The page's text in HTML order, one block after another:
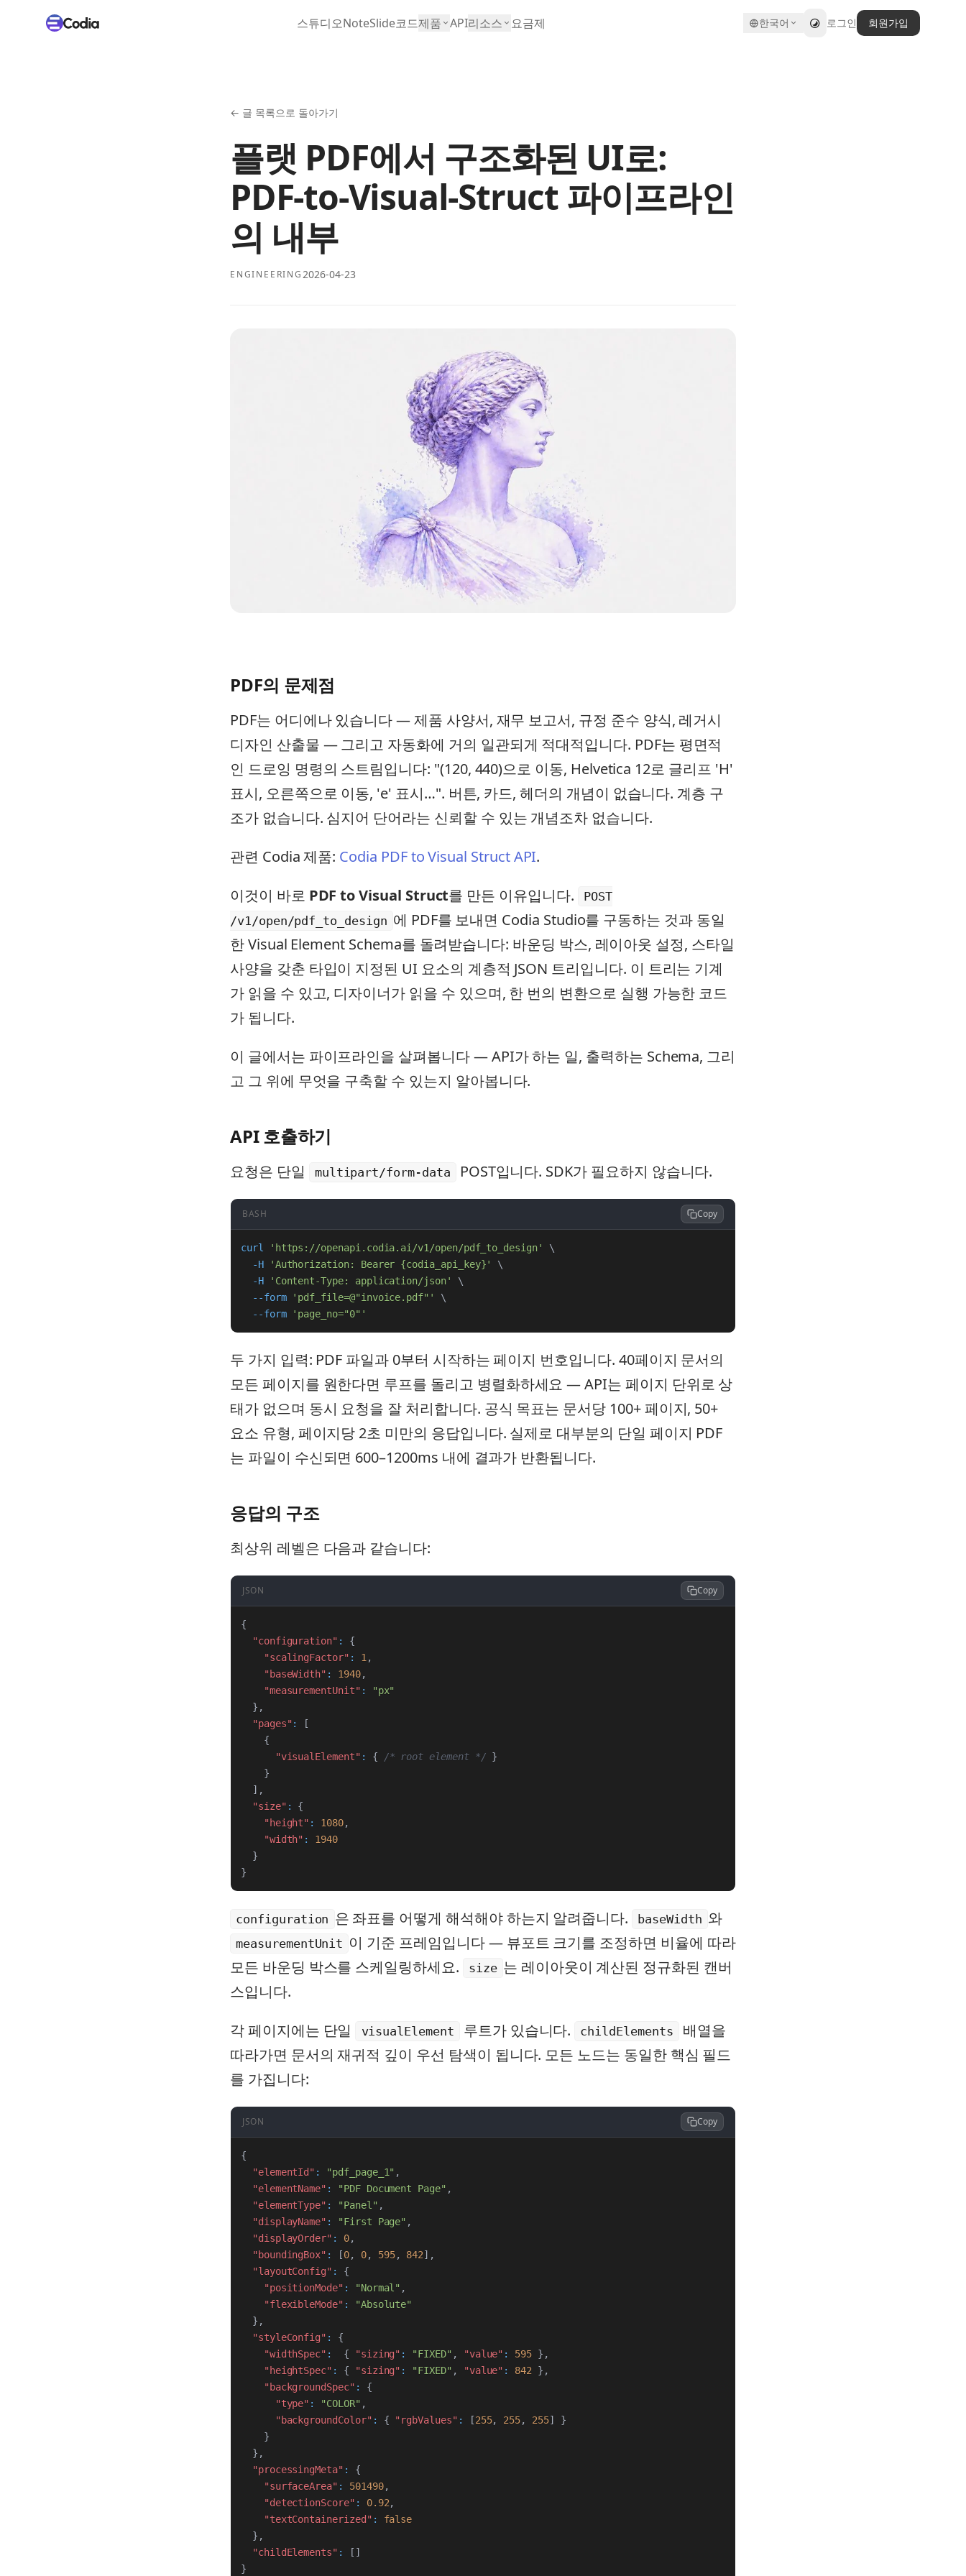
스튜디오NoteSlide코드제품 API리소스 요금제 한국어 로그인 회원가입
← 글 목록으로 돌아가기
플랫 PDF에서 구조화된 UI로:
PDF-to-Visual-Struct 파이프라인
의 내부
ENGINEERING2026-04-23
PDF의 문제점
PDF는 어디에나 있습니다 — 제품 사양서, 재무 보고서, 규정 준수 양식, 레거시
디자인 산출물 — 그리고 자동화에 거의 일관되게 적대적입니다. PDF는 평면적
인 드로잉 명령의 스트림입니다: "(120, 440)으로 이동, Helvetica 12로 글리프 'H'
표시, 오른쪽으로 이동, 'e' 표시…". 버튼, 카드, 헤더의 개념이 없습니다. 계층 구
조가 없습니다. 심지어 단어라는 신뢰할 수 있는 개념조차 없습니다.
관련 Codia 제품: Codia PDF to Visual Struct API.
이것이 바로 PDF to Visual Struct를 만든 이유입니다.
POST
/v1/open/pdf_to_design 에 PDF를 보내면 Codia Studio를 구동하는 것과 동일
한 Visual Element Schema를 돌려받습니다: 바운딩 박스, 레이아웃 설정, 스타일
사양을 갖춘 타입이 지정된 UI 요소의 계층적 JSON 트리입니다. 이 트리는 기계
가 읽을 수 있고, 디자이너가 읽을 수 있으며, 한 번의 변환으로 실행 가능한 코드
가 됩니다.
이 글에서는 파이프라인을 살펴봅니다 — API가 하는 일, 출력하는 Schema, 그리
고 그 위에 무엇을 구축할 수 있는지 알아봅니다.
API 호출하기
요청은 단일 multipart/form-data POST입니다. SDK가 필요하지 않습니다.
BASH Copy
curl 'https://openapi.codia.ai/v1/open/pdf_to_design'
\
-H
'Authorization: Bearer {codia_api_key}'
\
-H
'Content-Type: application/json'
\
--form
'pdf_file=@"invoice.pdf"'
\
--form
'page_no="0"'
두 가지 입력: PDF 파일과 0부터 시작하는 페이지 번호입니다. 40페이지 문서의
모든 페이지를 원한다면 루프를 돌리고 병렬화하세요 — API는 페이지 단위로 상
태가 없으며 동시 요청을 잘 처리합니다. 공식 목표는 문서당 100+ 페이지, 50+
요소 유형, 페이지당 2초 미만의 응답입니다. 실제로 대부분의 단일 페이지 PDF
는 파일이 수신되면 600–1200ms 내에 결과가 반환됩니다.
응답의 구조
최상위 레벨은 다음과 같습니다:
JSON Copy
{
"configuration" :
{
"scalingFactor" : 1 ,
"baseWidth" : 1940,
"measurementUnit" :
"px"
} ,
"pages":
[
{
"visualElement" : { /* root element */ }
}
] ,
"size" :
{
"height" : 1080,
"width" :
1940
}
}
configuration 은 좌표를 어떻게 해석해야 하는지 알려줍니다. baseWidth 와
measurementUnit 이 기준 프레임입니다 — 뷰포트 크기를 조정하면 비율에 따라
모든 바운딩 박스를 스케일링하세요.
size 는 레이아웃이 계산된 정규화된 캔버
스입니다.
각 페이지에는 단일
visualElement 루트가 있습니다. childElements
배열을
따라가면 문서의 재귀적 깊이 우선 탐색이 됩니다. 모든 노드는 동일한 핵심 필드
를 가집니다:
JSON Copy
{
"elementId" : "pdf_page_1" ,
"elementName" : "PDF Document Page" ,
"elementType" : "Panel" ,
"displayName" : "First Page" ,
"displayOrder" : 0,
"boundingBox" : [0, 0, 595, 842] ,
"layoutConfig" :
{
"positionMode" : "Normal" ,
"flexibleMode" :
"Absolute"
} ,
"styleConfig" :
{
"widthSpec" : { "sizing" : "FIXED" , "value" : 595 } ,
"heightSpec" : { "sizing" : "FIXED" , "value" : 842 } ,
"backgroundSpec" :
{
"type" : "COLOR" ,
"backgroundColor" : { "rgbValues" : [255, 255, 255]
}
}
} ,
"processingMeta" :
{
"surfaceArea" : 501490,
"detectionScore" : 0.92,
"textContainerized" :
false
} ,
"childElements" : [ ]
}